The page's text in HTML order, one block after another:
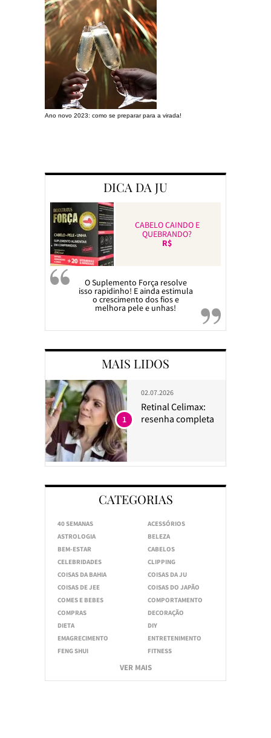
Ano novo 2023: como se preparar para a virada!
DICA DA JU
CABELO CAINDO E
QUEBRANDO?
R$
O Suplemento Força resolve
isso rapidinho! E ainda estimula
o crescimento dos fios e
melhora pele e unhas!
MAIS LIDOS
02.07.2026
Retinal Celimax:
resenha completa
1
CATEGORIAS
40 SEMANAS
ACESSÓRIOS
ASTROLOGIA
BELEZA
BEM-ESTAR
CABELOS
CELEBRIDADES
CLIPPING
COISAS DA BAHIA
COISAS DA JU
COISAS DE JEE
COISAS DO JAPÃO
COMES E BEBES
COMPORTAMENTO
COMPRAS
DECORAÇÃO
DIETA
DIY
EMAGRECIMENTO
ENTRETENIMENTO
FENG SHUI
FITNESS
VER MAIS